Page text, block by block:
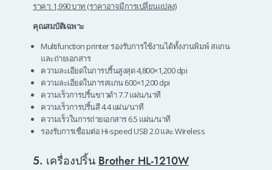
ราคา: 1,990 บาท (ราคาอาจมีการเปลี่ยนแปลง)
คุณสมบัติเฉพาะ
Multifunctionprinterรองรับการใช้งานได้ทั้งงานพิมพ์ สแกน
และถ่ายเอกสาร
ความละเอียดในการปริ้นสูงสุด 4,800×1,200 dpi
ความละเอียดในการสแกน 600×1,200 dpi
ความเร็วการปริ้นขาวดำ 7.7 แผ่น/นาที
ความเร็วการปริ้นสี 4.4 แผ่น/นาที
ความเร็วในการถ่ายเอกสาร 6.5 แผ่น/นาที
รองรับการเชื่อมต่อ Hi-speed USB 2.0 และ Wireless
5. เครื่องปริ้นBrother HL-1210W